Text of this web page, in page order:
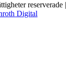
reserverade |
Digital